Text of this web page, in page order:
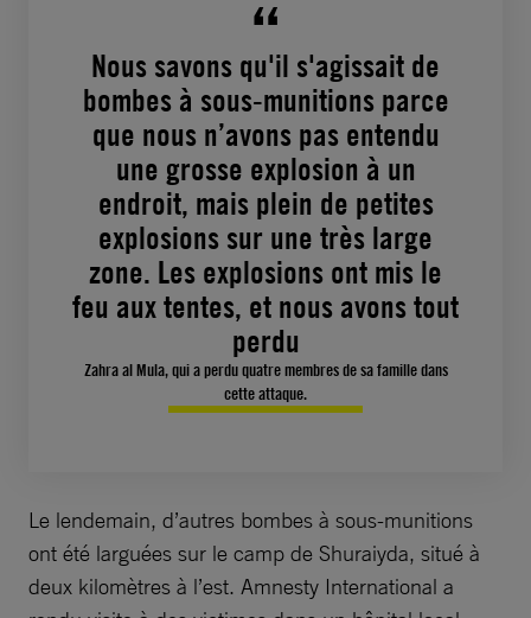
Nous savons qu'il s'agissait de
bombes à sous-munitions parce
que nous n’avons pas entendu
une grosse explosion à un
endroit, mais plein de petites
explosions sur une très large
zone. Les explosions ont mis le
feu aux tentes, et nous avons tout
perdu
Zahra al Mula, qui a perdu quatre membres de sa famille dans
cette attaque.
Le lendemain, d’autres bombes à sous-munitions
ont été larguées sur le camp de Shuraiyda, situé à
deux kilomètres à l’est. Amnesty International a